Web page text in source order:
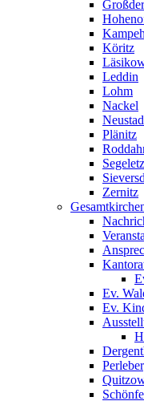
Köritz
Leddin
Lohm
Nackel
Plänitz
Segeletz
Zernitz
Ev.
Ev.